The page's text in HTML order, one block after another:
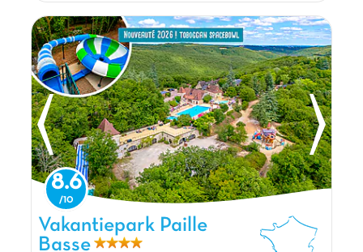
een groot buitenzwembad om te ontspannen. Directe
toegang tot het kiezelstrand aan de Dordogne 🌿
voor kano-kajakactiviteiten. Kinderen zullen dol zijn
op de enorme speeltuin 🎢 met opblaasbare
structuren en onze mascotte. Verblijf in onze
comfortabele houten stacaravans of op ruime groene
staanplaatsen. Ontdek ook Sarlat, Beynac,
Castelnaud, de Gouffre de Padirac en Rocamadour.
Een restaurant, bar en moderne sanitaire
voorzieningen maken uw verblijf compleet.
Klantbeoordeling: 8.8/10.
De mening van Jasmijn
Vakantiepark Paille Basse, Vakantiepark Midi-Pyreneeën
8.6
Vakantiepark Paille
Basse